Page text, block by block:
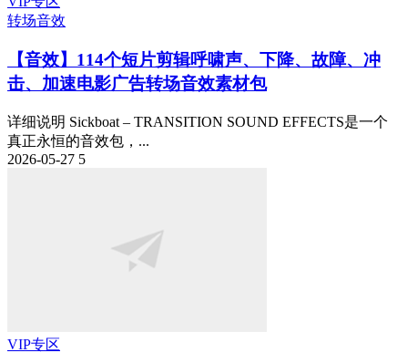
转场音效
【音效】114个短片剪辑呼啸声、下降、故障、冲
击、加速电影广告转场音效素材包
详细说明 Sickboat – TRANSITION SOUND EFFECTS是一个
真正永恒的音效包，...
2026-05-27 5
VIP专区